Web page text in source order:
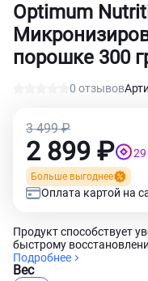
Optimum
порошке 300
0 отзывов
Продукт способствует
быстрому
Подробнее
Вес
3 499 ₽
2 899 ₽ 29
Больше выгоднее
Оплата картой на